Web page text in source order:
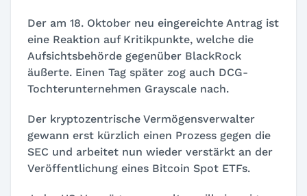
Der am 18. Oktober neu eingereichte Antrag ist
eine Reaktion auf Kritikpunkte, welche die
Aufsichtsbehörde gegenüber BlackRock
äußerte. Einen Tag später zog auch DCG-
Tochterunternehmen Grayscale nach.
Der kryptozentrische Vermögensverwalter
gewann erst kürzlich einen Prozess gegen die
SEC und arbeitet nun wieder verstärkt an der
Veröffentlichung eines Bitcoin Spot ETFs.